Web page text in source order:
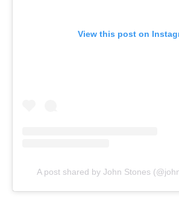
View this post on
A post shared by John Stones